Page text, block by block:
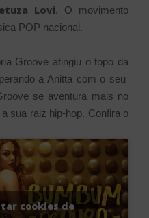
Lovi. O movimento
POP nacional.
Groove atingiu o topo da
a Anitta com o seu
se aventura mais no
sua raiz hip-hop. Confira o
cookies de